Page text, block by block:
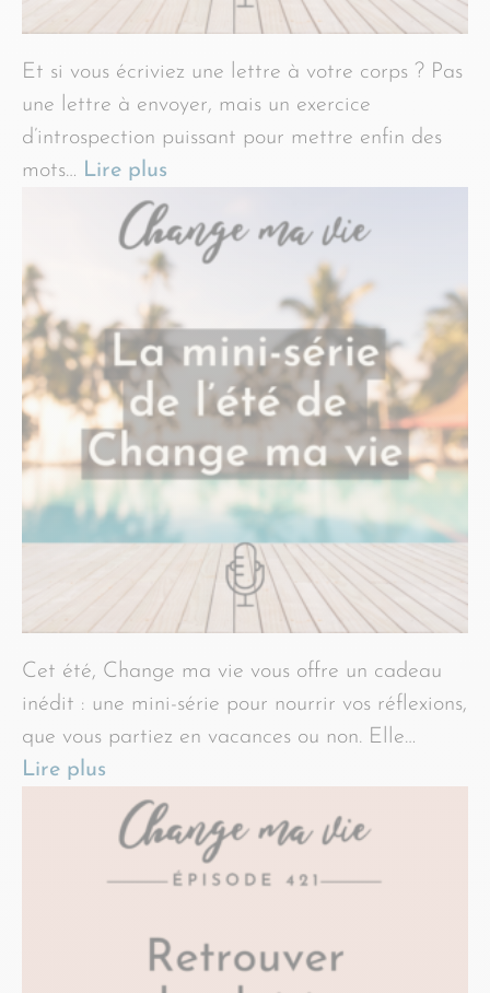
Et si vous écriviez une lettre à votre corps ? Pas
une lettre à envoyer, mais un exercice
d’introspection puissant pour mettre enfin des
mots… Lire plus
Cet été, Change ma vie vous offre un cadeau
inédit : une mini-série pour nourrir vos réflexions,
que vous partiez en vacances ou non. Elle…
Lire plus